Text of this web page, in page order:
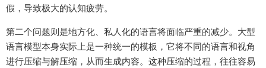
假，导致极大的认知疲劳。
第二个问题则是地方化、私人化的语言将面临严重的减少。大型
语言模型本身实际上是一种统一的模板，它将不同的语言和视角
进行压缩与解压缩，从而生成内容。这种压缩的过程，往往容易